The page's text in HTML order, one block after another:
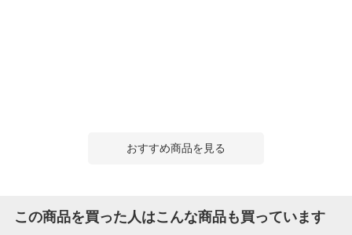
おすすめ商品を見る
この商品を買った人はこんな商品も買っています